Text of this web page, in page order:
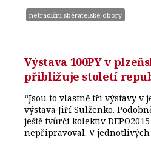
netradiční sběratelské obory
Výstava 100PY v
přibližuje století
“Jsou to vlastně tři výstavy v
výstava Jiří Sulženko.
ještě tvůrčí kolektiv
nepřipravoval. V